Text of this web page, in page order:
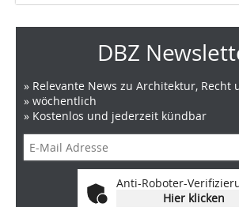
DBZ
» Relevante News zu Architektur, Recht
» wöchentlich
» Kostenlos und jederzeit kündbar
Anti-Roboter-
Hier klicken